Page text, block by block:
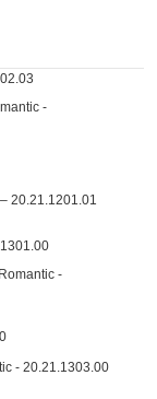
-
20.21.1201.01
-
- 20.21.1303.00